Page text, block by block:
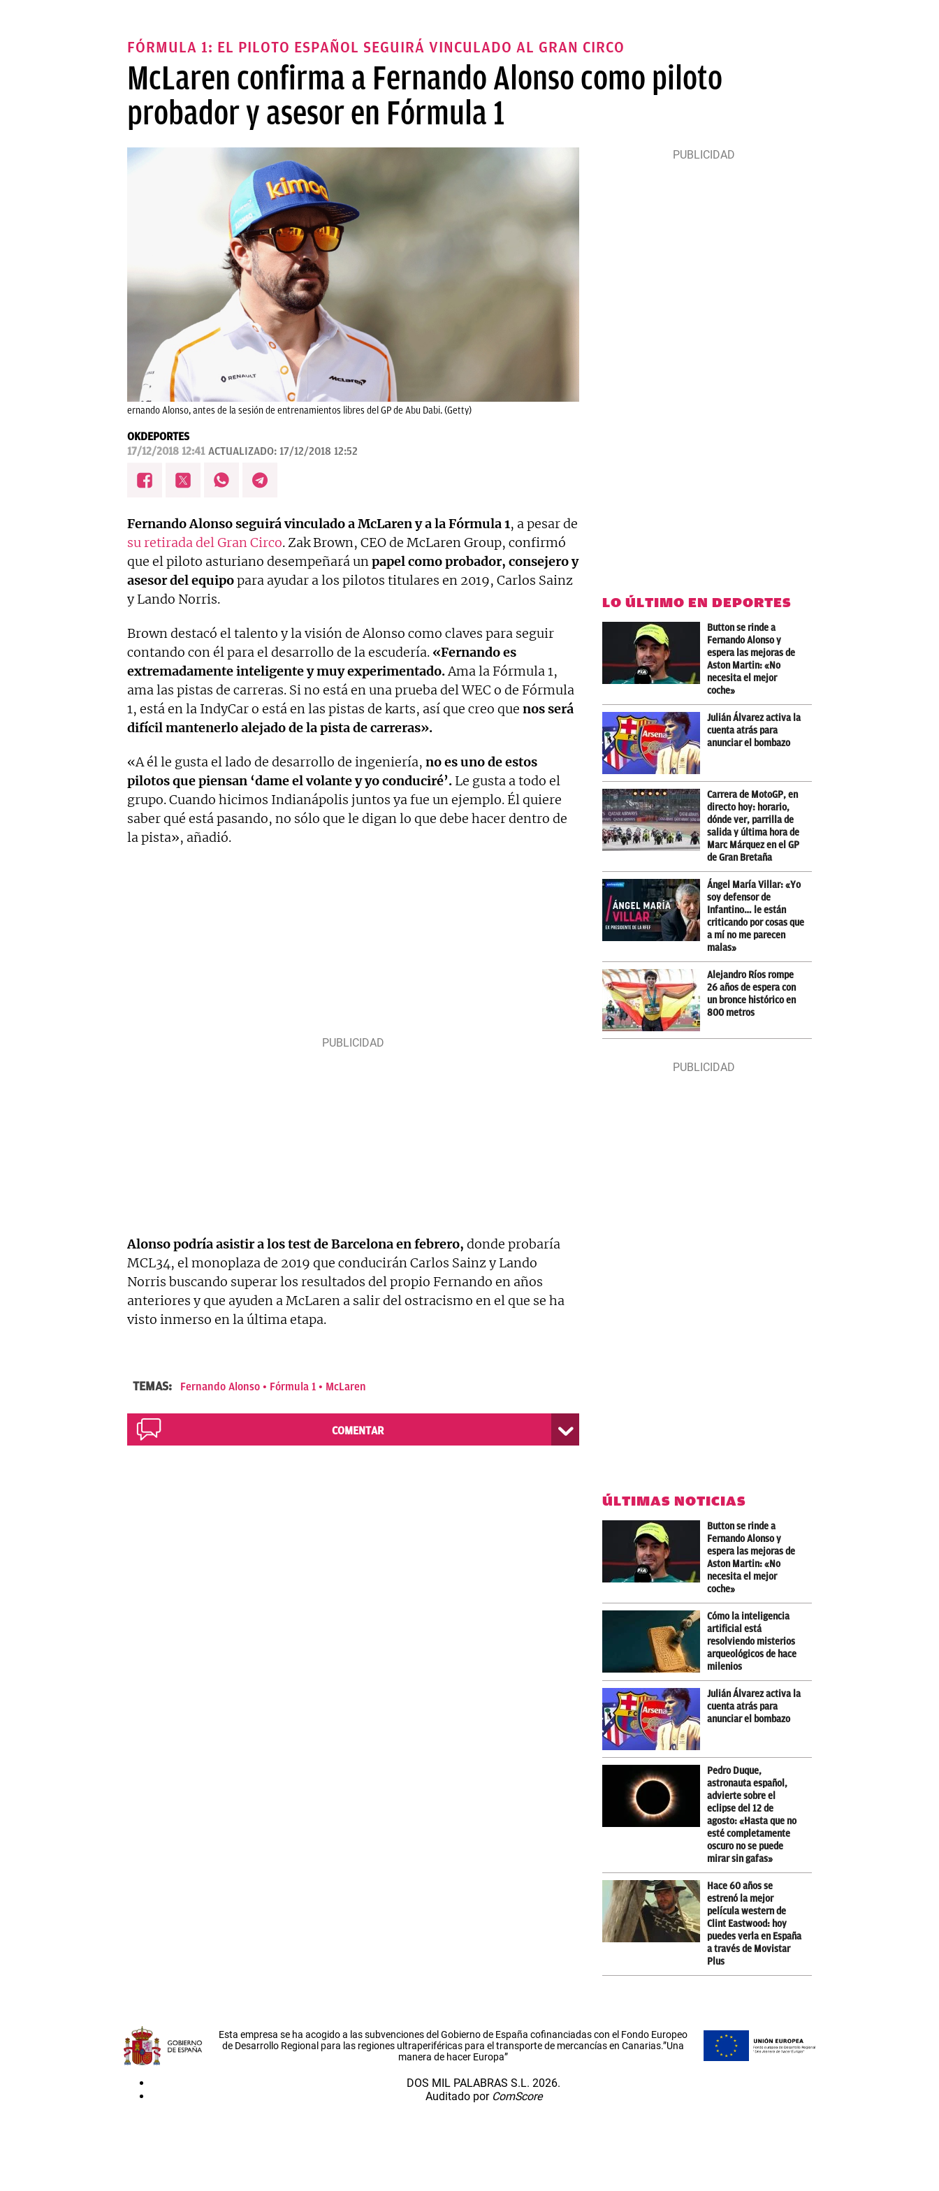
FÓRMULA 1: EL PILOTO ESPAÑOL SEGUIRÁ VINCULADO AL GRAN CIRCO
McLaren confirma a Fernando Alonso como piloto
probador y asesor en Fórmula 1
ernando Alonso, antes de la sesión de entrenamientos libres del GP de Abu Dabi. (Getty)
OKDEPORTES
17/12/2018 12:41 ACTUALIZADO: 17/12/2018 12:52
Fernando Alonsoseguirá vinculado a McLaren y a la Fórmula 1, a pesar de
su retirada del Gran Circo. Zak Brown, CEO de McLaren Group, confirmó
que el piloto asturiano desempeñará unpapel como probador, consejero y
asesor del equipopara ayudar a los pilotos titulares en 2019, Carlos Sainz
y Lando Norris.
Brown destacó el talento y la visión de Alonso como claves para seguir
contando con él para el desarrollo de la escudería. «Fernando es
extremadamente inteligente y muy experimentado.Ama la Fórmula 1,
ama las pistas de carreras. Si no está en una prueba del WEC o de Fórmula
1, está en la IndyCar o está en las pistas de karts, así que creo que nos será
difícil mantenerlo alejado de la pista de carreras».
«A él le gusta el lado de desarrollo de ingeniería, no es uno de estos
pilotos que piensan ‘dame el volante y yo conduciré’. Le gusta a todo el
grupo. Cuando hicimos Indianápolis juntos ya fue un ejemplo. Él quiere
saber qué está pasando, no sólo que le digan lo que debe hacer dentro de
la pista», añadió.
Alonso podría asistir a los test de Barcelona en febrero, donde probaría
MCL34, el monoplaza de 2019 que conducirán Carlos Sainz y Lando
Norris buscando superar los resultados del propio Fernando en años
anteriores y que ayuden a McLaren a salir del ostracismo en el que se ha
visto inmerso en la última etapa.
TEMAS: Fernando Alonso Fórmula 1 McLaren
COMENTAR
LO ÚLTIMO EN DEPORTES
Button se rinde a
Fernando Alonso y
espera las mejoras de
Aston Martin: «No
necesita el mejor
coche»
Julián Álvarez activa la
cuenta atrás para
anunciar el bombazo
Carrera de MotoGP, en
directo hoy: horario,
dónde ver, parrilla de
salida y última hora de
Marc Márquez en el GP
de Gran Bretaña
Ángel María Villar: «Yo
soy defensor de
Infantino… le están
criticando por cosas que
a mí no me parecen
malas»
Alejandro Ríos rompe
26 años de espera con
un bronce histórico en
800 metros
ÚLTIMAS NOTICIAS
Button se rinde a
Fernando Alonso y
espera las mejoras de
Aston Martin: «No
necesita el mejor
coche»
Cómo la inteligencia
artificial está
resolviendo misterios
arqueológicos de hace
milenios
Julián Álvarez activa la
cuenta atrás para
anunciar el bombazo
Pedro Duque,
astronauta español,
advierte sobre el
eclipse del 12 de
agosto: «Hasta que no
esté completamente
oscuro no se puede
mirar sin gafas»
Hace 60 años se
estrenó la mejor
película western de
Clint Eastwood: hoy
puedes verla en España
a través de Movistar
Plus
Esta empresa se ha acogido a las subvenciones del Gobierno de España cofinanciadas con el Fondo Europeo
de Desarrollo Regional para las regiones ultraperiféricas para el transporte de mercancías en Canarias.”Una
manera de hacer Europa”
DOS MIL PALABRAS S.L. 2026.
Auditado por ComScore